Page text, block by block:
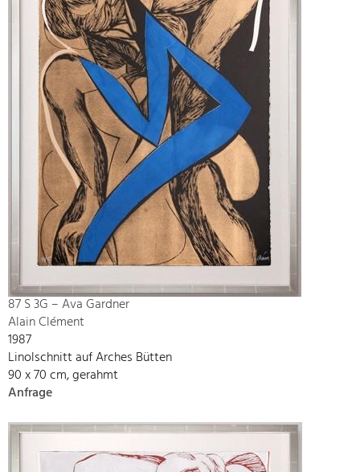
87 S 3G – Ava Gardner
Alain Clément
1987
Linolschnitt auf Arches Bütten
90 x 70 cm, gerahmt
Anfrage